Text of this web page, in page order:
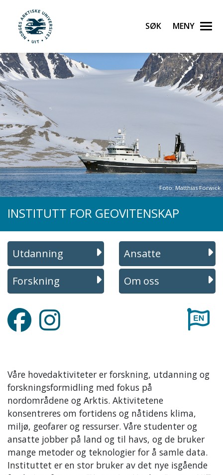
Gå til hovedinnhold
UiT Norges arktiske universitet
Søk Meny
Foto: Matthias Forwick
INSTITUTT FOR GEOVITENSKAP
Utdanning Ansatte
Forskning Om oss
FacebookInstagram
Våre hovedaktiviteter er forskning, utdanning og
forskningsformidling med fokus på
nordområdene og Arktis. Aktivitetene
konsentreres om fortidens og nåtidens klima,
miljø, geofarer og ressurser. Våre studenter og
ansatte jobber på land og til havs, og de bruker
mange metoder og teknologier for å samle data.
Instituttet er en stor bruker av det nye isgående